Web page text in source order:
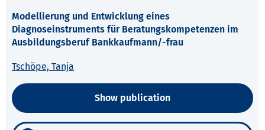
Modellierung und Entwicklung eines
Diagnoseinstruments für Beratungskompetenzen im
Ausbildungsberuf Bankkaufmann/-frau
Tschöpe, Tanja
Show publication